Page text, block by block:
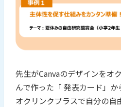
先生がCanvaのデザインをオ
んで作った「 発表カード」か
オクリンクプラスで自分の自